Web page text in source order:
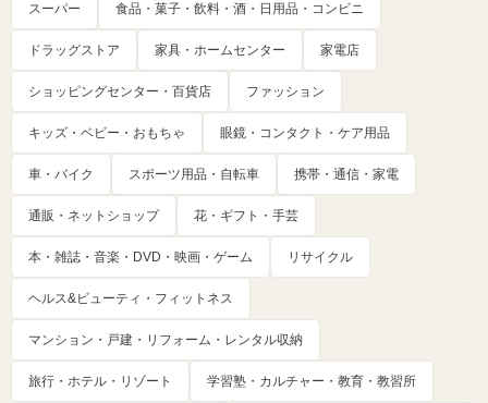
スーパー 食品・菓子・飲料・酒・日用品・コンビニ
ドラッグストア 家具・ホームセンター 家電店
ショッピングセンター・百貨店 ファッション
キッズ・ベビー・おもちゃ 眼鏡・コンタクト・ケア用品
車・バイク スポーツ用品・自転車 携帯・通信・家電
通販・ネットショップ 花・ギフト・手芸
本・雑誌・音楽・DVD・映画・ゲーム リサイクル
ヘルス&ビューティ・フィットネス
マンション・戸建・リフォーム・レンタル収納
旅行・ホテル・リゾート 学習塾・カルチャー・教育・教習所